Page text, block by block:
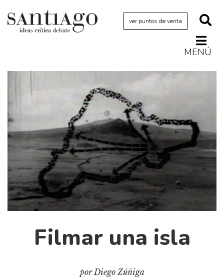
ver puntos de venta
MENÚ
Actualidad
Archivo Cenfoto-UDP
Arquetipos de situación
Artes visuales
Ciencia
Cine y televisión
Ciudad
Cómics
Críticas
Diccionario portátil de la literatura chilena
Filmar una isla
por Diego Zúñiga